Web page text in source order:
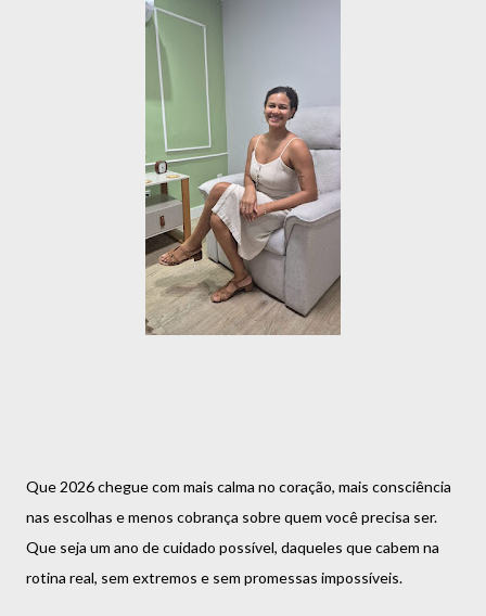
Que 2026 chegue com mais calma no coração, mais consciência
nas escolhas e menos cobrança sobre quem você precisa ser.
Que seja um ano de cuidado possível, daqueles que cabem na
rotina real, sem extremos e sem promessas impossíveis.